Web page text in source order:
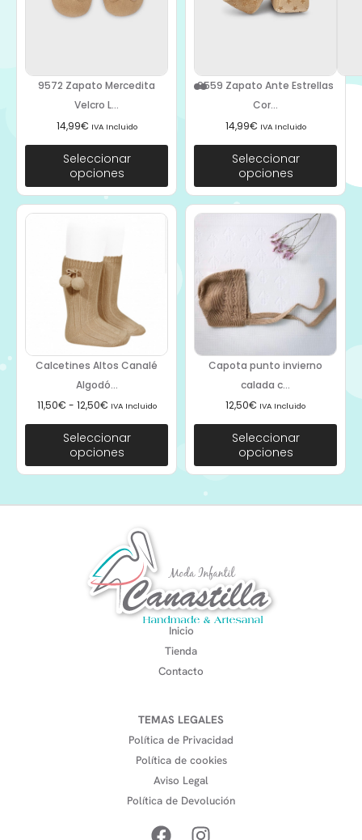
9572 Zapato Mercedita
Velcro L...
14,99€ IVA Incluido
Seleccionar
opciones
9559 Zapato Ante Estrellas
Cor...
14,99€ IVA Incluido
Seleccionar
opciones
Calcetines Altos Canalé
Algodó...
11,50€ - 12,50€ IVA Incluido
Seleccionar
opciones
Capota punto invierno
calada c...
12,50€ IVA Incluido
Seleccionar
opciones
Inicio
Tienda
Contacto
TEMAS LEGALES
Política de Privacidad
Política de cookies
Aviso Legal
Política de Devolución